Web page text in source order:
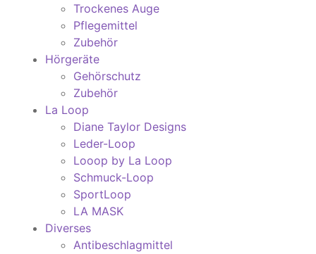
Trockenes Auge
Pflegemittel
Zubehör
Hörgeräte
Gehörschutz
Zubehör
La Loop
Diane Taylor Designs
Leder-Loop
Looop by La Loop
Schmuck-Loop
SportLoop
LA MASK
Diverses
Antibeschlagmittel